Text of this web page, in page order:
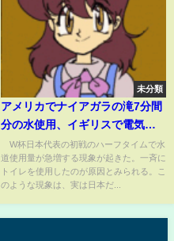
未分類
アメリカでナイアガラの滝7分間
分の水使用、イギリスで電気使
用量が激増…世界各国の“ハーフ
タイム事情”(ABEMA TIMES)
W杯日本代表の初戦のハーフタイムで水
道使用量が急増する現象が起きた。一斉に
トイレを使用したのが原因とみられる。こ
のような現象は、実は日本だ...